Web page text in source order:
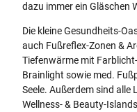
dazu immer ein Gläschen
Die kleine Gesundheits-
auch Fußreflex-Zonen &
Tiefenwärme mit
Brainlight sowie med.
Seele. Außerdem sind alle
Wellness- & Beauty-